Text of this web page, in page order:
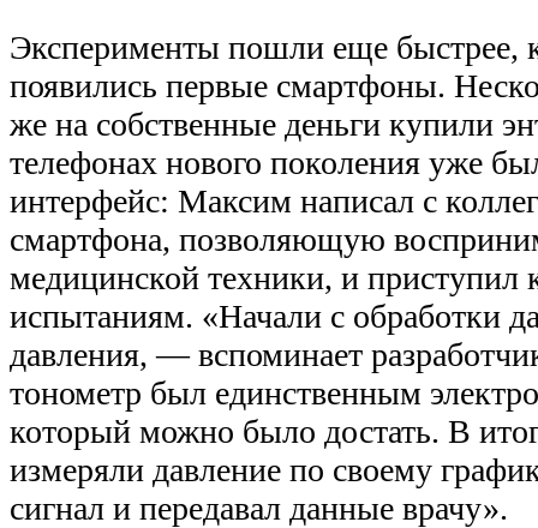
Эксперименты пошли еще быстрее,
появились первые смартфоны.
же на собственные деньги купили
телефонах нового поколения уже
интерфейс: Максим написал с
смартфона, позволяющую
медицинской техники, и приступил
испытаниям. «Начали с обработки
давления, — вспоминает
тонометр был единственным
который можно было достать. В
измеряли давление по своему
сигнал и передавал данные врачу».